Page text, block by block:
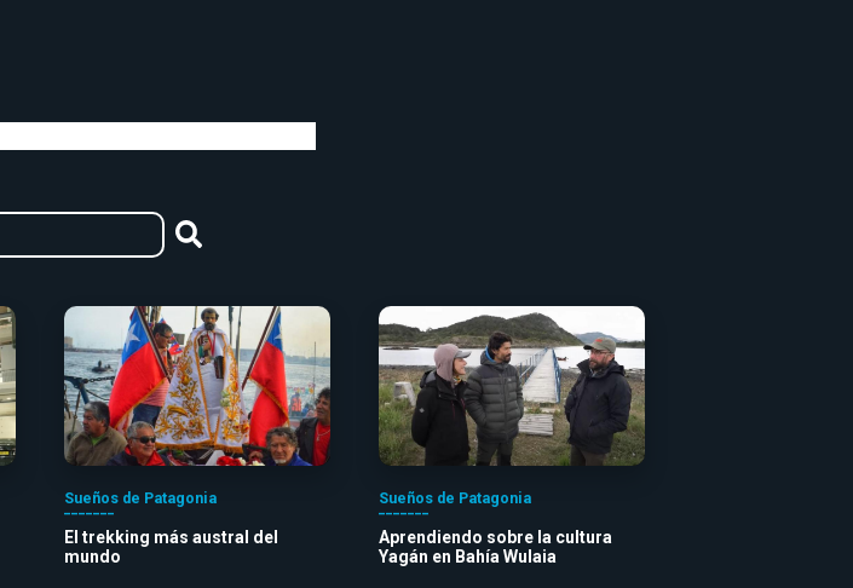
Sueños de Patagonia
El trekking más austral del
mundo
Sueños de Patagonia
Aprendiendo sobre la cultura
Yagán en Bahía Wulaia